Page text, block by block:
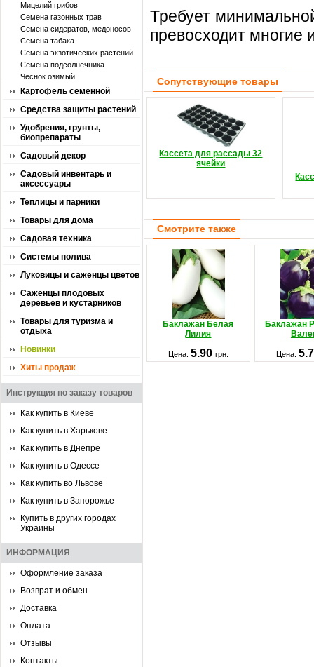
Мицелий грибов
Семена газонных трав
Семена сидератов, медоносов
Семена табака
Семена экзотических растений
Семена подсолнечника
Чеснок озимый
Картофель семенной
Средства защиты растений
Удобрения, грунты,
биопрепараты
Садовый декор
Садовый инвентарь и
аксессуары
Теплицы и парники
Товары для дома
Садовая техника
Системы полива
Луковицы и саженцы цветов
Саженцы плодовых
деревьев и кустарников
Товары для туризма и
отдыха
Новинки
Хиты продаж
Инструкция по заказу товаров
Как купить в Киеве
Как купить в Харькове
Как купить в Днепре
Как купить в Одессе
Как купить во Львове
Как купить в Запорожье
Купить в других городах
Украины
ИНФОРМАЦИЯ
Оформление заказа
Возврат и обмен
Доставка
Оплата
Отзывы
Контакты
Требует
превосходит многие
Сопутствующие товары
Кассета для рассады 32
ячейки
Смотрите также
Баклажан Белая
Лилия
Баклажан
Цена: 5.90 грн. Цена: